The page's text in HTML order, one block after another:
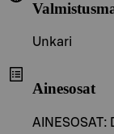
Unkari
Ainesosat
AINESOSAT: